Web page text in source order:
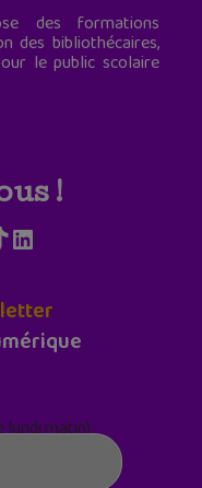
des formations
des bibliothécaires,
le public scolaire
!
LinkedIn
lundi matin)